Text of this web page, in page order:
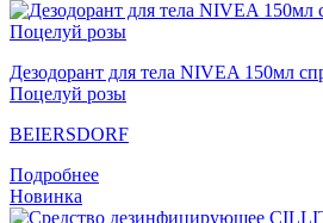
Дезодорант для тела NIVEA 150мл
Поцелуй розы
BEIERSDORF
Подробнее
Новинка